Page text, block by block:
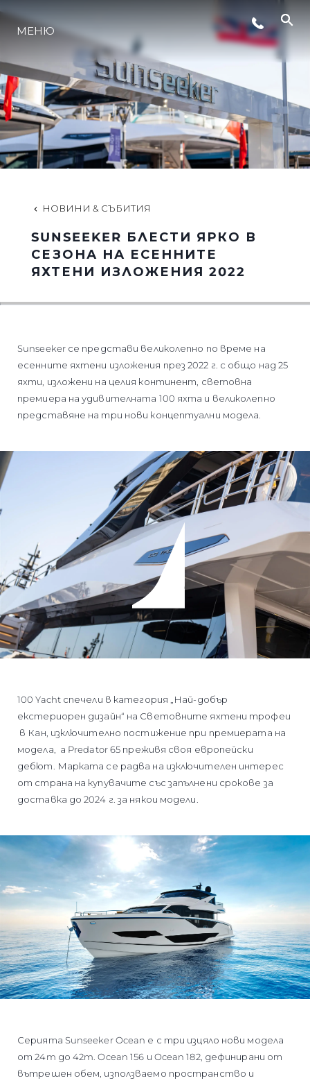
ЛАЙФСТАЙЛ
ИНОВАЦИЯ
КОМПАНИЯТА
ЕКИПЪТ
НАСЛЕДСТВО
ОЦЕНЕТЕ ВАШАТА ЯХТА
МЕНЮ
НОВИНИ & СЪБИТИЯ
SUNSEEKER БЛЕСТИ ЯРКО В
СЕЗОНА НА ЕСЕННИТЕ
ЯХТЕНИ ИЗЛОЖЕНИЯ 2022
Sunseeker се представи великолепно по време на
есенните яхтени изложения през 2022 г. с общо над 25
яхти, изложени на целия континент, световна
премиера на удивителната 100 яхта и великолепно
представяне на три нови концептуални модела.
100 Yacht спечели в категория „Най-добър
екстериорен дизайн“ на Световните яхтени трофеи
в Кан, изключително постижение при премиерата на
модела, а Predator 65 преживя своя европейски
дебют. Марката се радва на изключителен интерес
от страна на купувачите със запълнени срокове за
доставка до 2024 г. за някои модели.
Серията Sunseeker Ocean е с три изцяло нови модела
от 24m до 42m. Ocean 156 и Ocean 182, дефинирани от
вътрешен обем, използваемо пространство и